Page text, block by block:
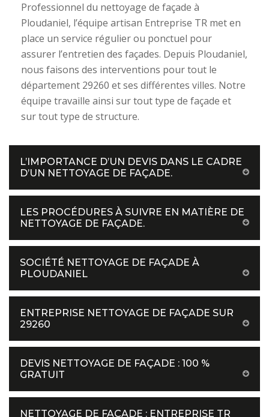
Professionnel du nettoyage de façade à
Ploudaniel, l’équipe artisan Entreprise TR met en
place un service régulier ou ponctuel pour
assurer l’entretien des façades. Depuis Ploudaniel,
nous faisons des interventions pour tout le
département 29260 et ses différentes villes. Notre
équipe travaille ainsi sur tout type de façade et
sur tout type de structure.
L’IMPORTANCE D’UN DEVIS DANS LE CADRE
D’UN NETTOYAGE DE FAÇADE.
LES PROCÉDURES À SUIVRE EN MATIÈRE DE
NETTOYAGE DE FAÇADE.
SOCIÉTÉ NETTOYAGE DE FAÇADE À
PLOUDANIEL
ENTREPRISE NETTOYAGE DE FAÇADE SUR
29260
DEVIS NETTOYAGE DE FAÇADE : 100 %
GRATUIT
NETTOYAGE DE FAÇADE : ENTREPRISE TR